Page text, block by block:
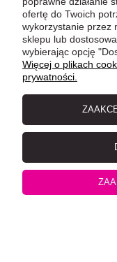
ofertę do Twoich
wykorzystanie przez
sklepu lub
wybierając opcję
Więcej o plikach
prywatności.